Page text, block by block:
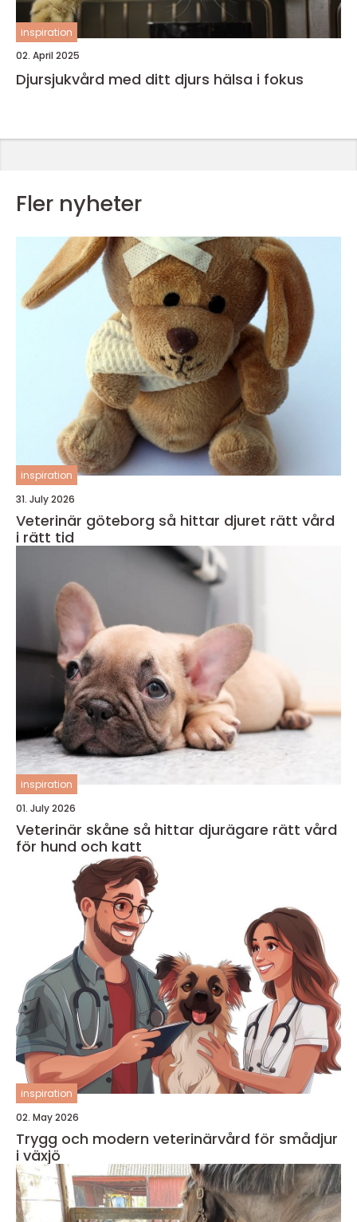
inspiration
02. April 2025
Djursjukvård med ditt djurs hälsa i fokus
Fler nyheter
inspiration
31. July 2026
Veterinär göteborg så hittar djuret rätt vård
i rätt tid
inspiration
01. July 2026
Veterinär skåne så hittar djurägare rätt vård
för hund och katt
inspiration
02. May 2026
Trygg och modern veterinärvård för smådjur
i växjö